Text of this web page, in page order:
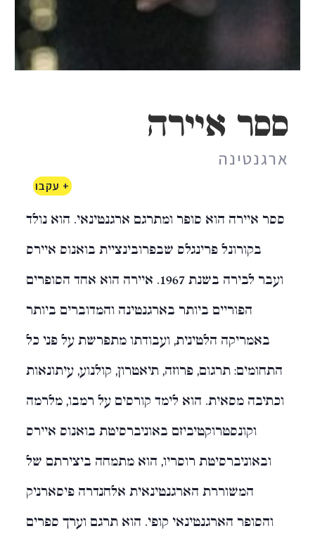
ססר איירה
ארגנטינה
+ עקבו
ססר איירה הוא סופר ומתרגם ארגנטינאי. הוא נולד
בקורונל פרינגלס שבפרובינציית בואנוס איירס
ועבר לבירה בשנת 1967. איירה הוא אחד הסופרים
הפוריים ביותר בארגנטינה והמדוברים ביותר
באמריקה הלטינית, ועבודתו מתפרשת על פני כל
התחומים: תרגום, פרוזה, תיאטרון, קולנוע, עיתונאות
וכתיבה מסאית. הוא לימד קורסים על רמבו, מלרמה
וקונסטרוקטיביזם באוניברסיטת בואנוס איירס
ובאוניברסיטת רוסריו, הוא מתמחה ביצירתם של
המשוררת הארגנטינאית אלחנדרה פיסארניק
והסופר הארגנטינאי קופי. הוא תרגם וערך ספרים